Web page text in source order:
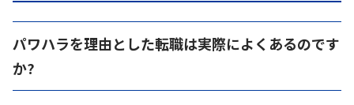
パワハラを理由とした転職は実際によくあるのです
か?